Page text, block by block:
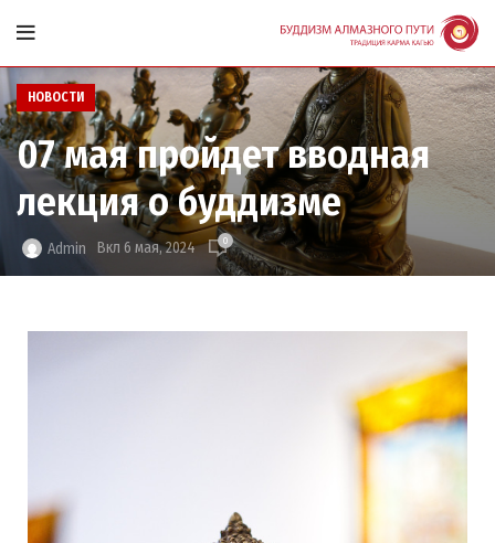
НОВОСТИ
07 мая пройдет вводная
лекция о буддизме
Admin Вкл 6 мая, 2024 0